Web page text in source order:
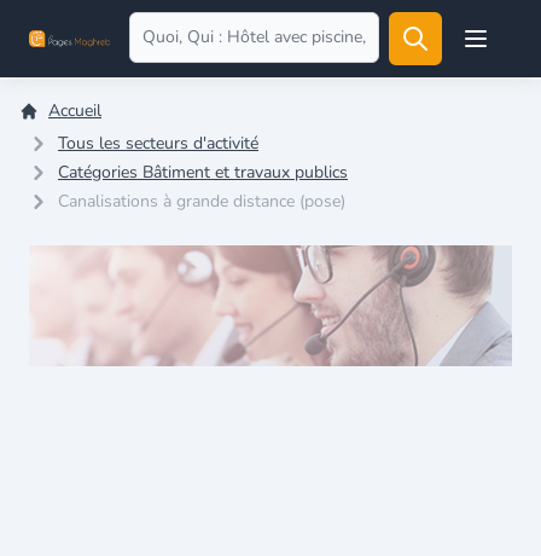
Open
Accueil
Tous les secteurs d'activité
Catégories Bâtiment et travaux publics
Canalisations à grande distance (pose)